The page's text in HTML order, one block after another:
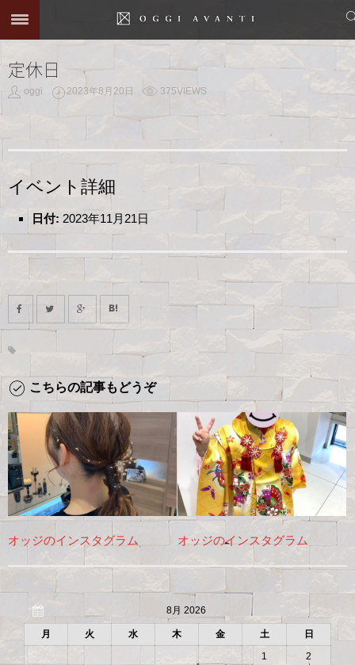
定休日
oggi 2023年8月20日 375VIEWS
イベント詳細
日付: 2023年11月21日
こちらの記事もどうぞ
オッジのインスタグラム オッジのインスタグラム
8月 2026
月 火 水 木 金 土
日
1
2